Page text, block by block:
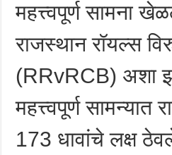
महत्त्वपूर्ण सामना
राजस्थान रॉयल्स
(RRvRCB) अशा
महत्त्वपूर्ण सामन्यात
173 धावांचे लक्ष